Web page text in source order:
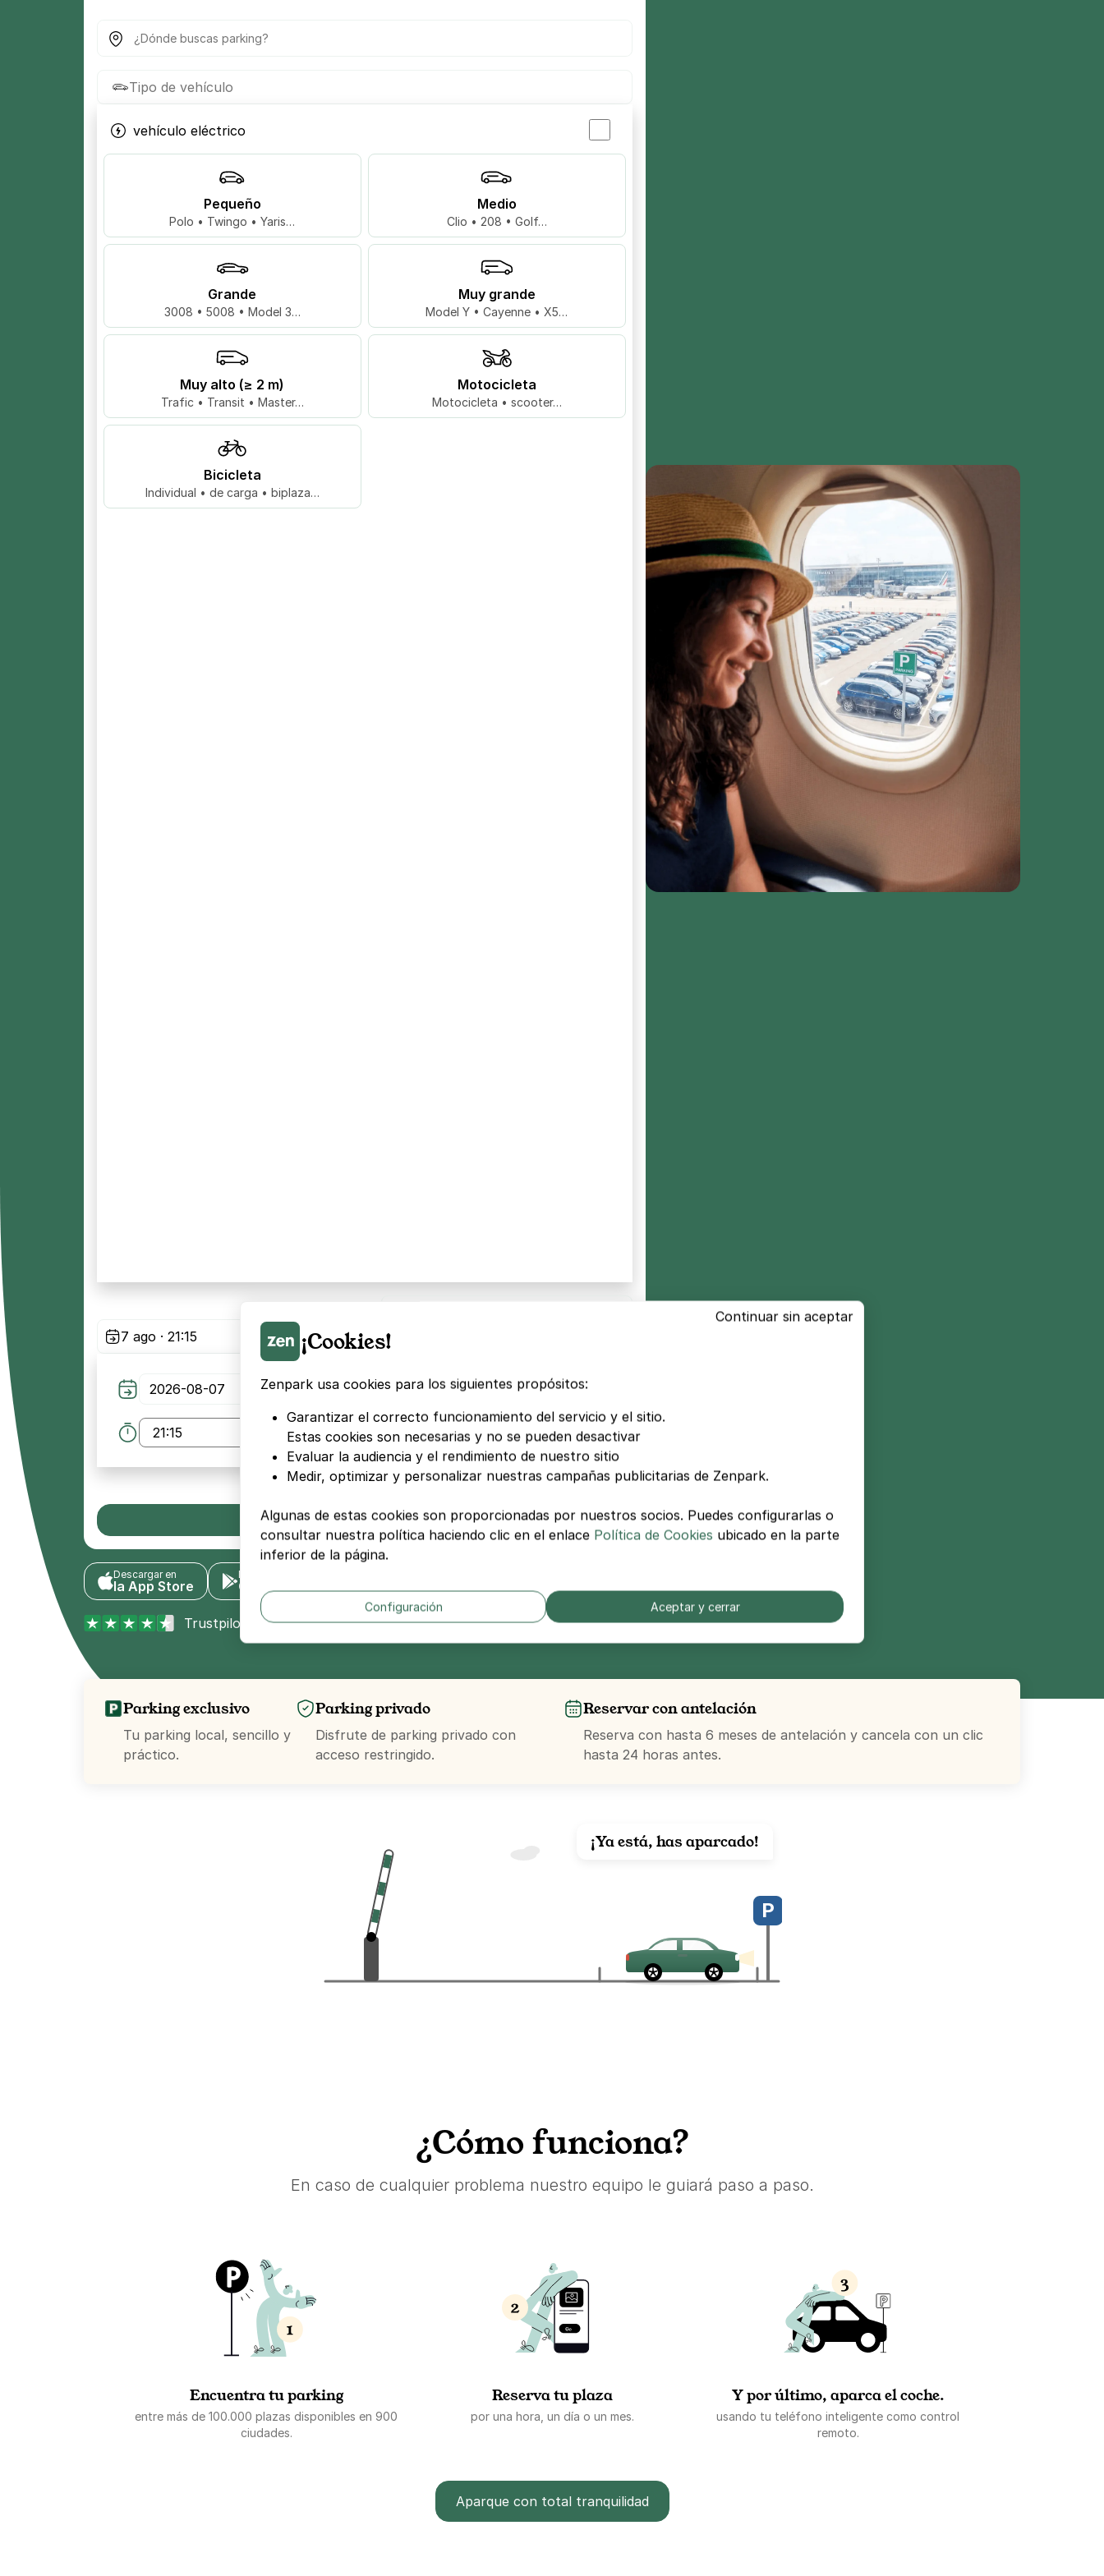
¿Dónde buscas parking?
Tipo de vehículo
vehículo eléctrico
Pequeño
Polo • Twingo • Yaris…
Medio
Clio • 208 • Golf…
Grande
3008 • 5008 • Model 3…
Muy grande
Model Y • Cayenne • X5…
Muy alto (≥ 2 m)
Trafic • Transit • Master…
Motocicleta
Motocicleta • scooter…
Bicicleta
Individual • de carga • biplaza…
7 ago · 21:15
4h 8h 12h
Para investigar
Descargar en
la App Store
Disponible en
Google Play
Trustpilot Excepcional 4,3/5 | 7528opiniones
Parking exclusivo
Tu parking local, sencillo y
práctico.
Parking privado
Disfrute de parking privado con
acceso restringido.
Reservar con antelación
Reserva con hasta 6 meses de antelación y cancela con un clic
hasta 24 horas antes.
P
¡Ya está, has aparcado!
¿Cómo funciona?
En caso de cualquier problema nuestro equipo le guiará paso a paso.
Encuentra tu parking
entre más de 100.000 plazas disponibles en 900
ciudades.
Reserva tu plaza
por una hora, un día o un mes.
Y por último, aparca el coche.
usando tu teléfono inteligente como control
remoto.
Aparque con total tranquilidad
Continuar sin aceptar
¡Cookies!
Zenpark usa cookies para los siguientes propósitos:
Garantizar el correcto funcionamiento del servicio y el sitio.
Estas cookies son necesarias y no se pueden desactivar
Evaluar la audiencia y el rendimiento de nuestro sitio
Medir, optimizar y personalizar nuestras campañas publicitarias de Zenpark.
Algunas de estas cookies son proporcionadas por nuestros socios. Puedes configurarlas o
consultar nuestra política haciendo clic en el enlace Política de Cookies ubicado en la parte
inferior de la página.
Configuración Aceptar y cerrar